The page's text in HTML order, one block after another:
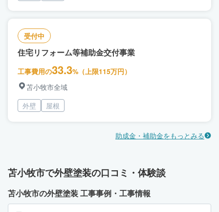
受付中
住宅リフォーム等補助金交付事業
工事費用の33.3%（上限115万円）
苫小牧市全域
外壁
屋根
助成金・補助金をもっとみる
苫小牧市で外壁塗装の口コミ・体験談
苫小牧市の外壁塗装 工事事例・工事情報